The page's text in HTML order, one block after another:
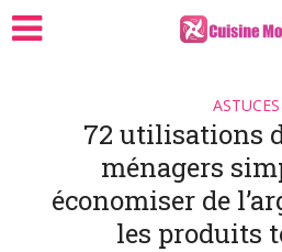
ASTUCES
72 utilisations
ménagers
économiser de
les produits